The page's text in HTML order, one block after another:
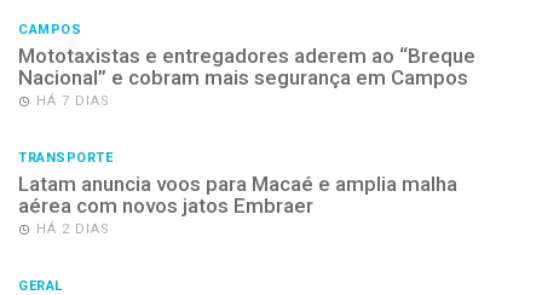
CAMPOS
Mototaxistas e entregadores aderem ao “Breque
Nacional” e cobram mais segurança em Campos
HÁ 7 DIAS
TRANSPORTE
Latam anuncia voos para Macaé e amplia malha
aérea com novos jatos Embraer
HÁ 2 DIAS
GERAL